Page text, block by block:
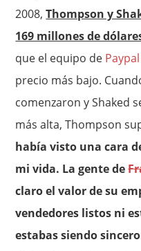
2008,Thompson y
169 millones de
que el equipo de Paypal
precio más bajo.
comenzaron y Shaked
más alta, Thompson
había visto una cara
mi vida. La gente de
claro el valor de su
vendedores listos ni
estabas siendo